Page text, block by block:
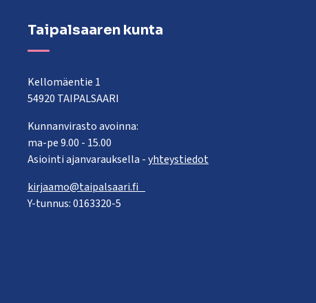
Taipalsaaren kunta
Kellomäentie 1
54920 TAIPALSAARI
Kunnanvirasto avoinna:
ma-pe 9.00 - 15.00
Asiointi ajanvarauksella -yhteystiedot
kirjaamo@taipalsaari.fi
Y-tunnus: 0163320-5